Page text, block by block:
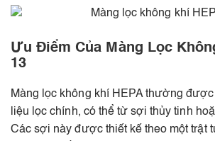
Ưu Điểm Của Màng Lọc
13
Màng lọc không khí HEPA thường
liệu lọc chính, có thể từ sợi thủy tinh
Các sợi này được thiết kế theo một trật